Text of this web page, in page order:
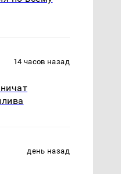
14 часов назад
день назад